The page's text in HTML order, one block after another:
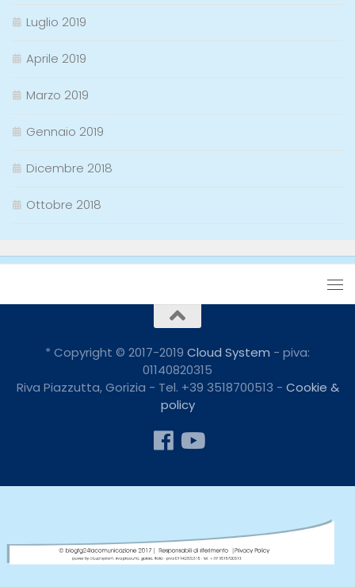
Luglio 2019
Aprile 2019
Marzo 2019
Gennaio 2019
Dicembre 2018
Ottobre 2018
* Copyright © 2017-2019 Cloud System - piva:
01140820315
Riva Piazzutta, Gorizia - Tel. +39 3518700513 - Cookie &
policy